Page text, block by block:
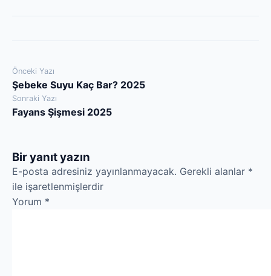
Yazı
gezinmesi
Önceki Yazı
Şebeke Suyu Kaç Bar? 2025
Sonraki Yazı
Fayans Şişmesi 2025
Bir yanıt yazın
E-posta adresiniz yayınlanmayacak. Gerekli alanlar *
ile işaretlenmişlerdir
Yorum *